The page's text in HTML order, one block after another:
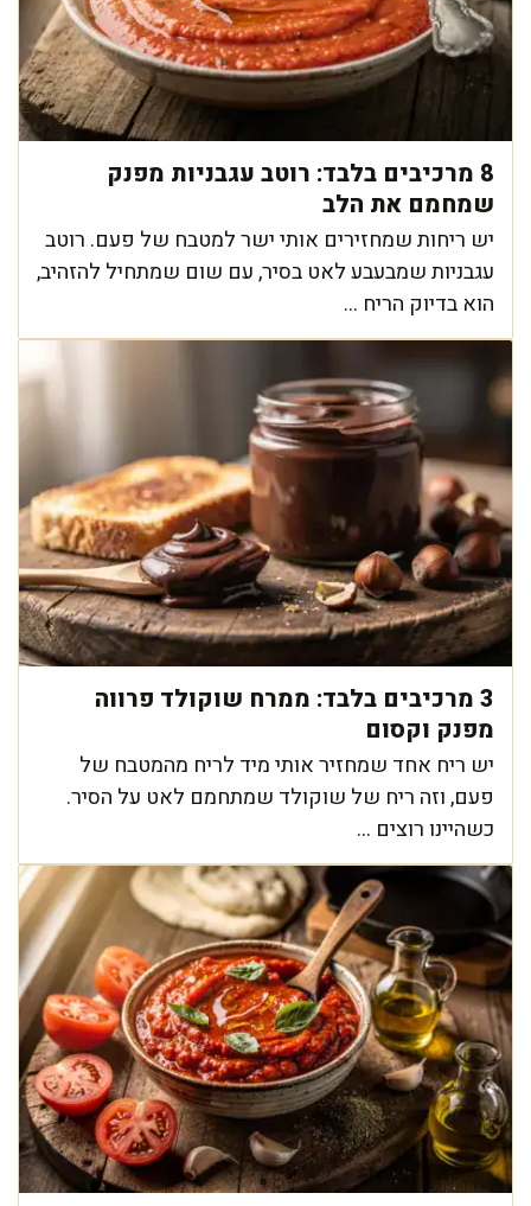
8 מרכיבים בלבד: רוטב עגבניות מפנק
שמחמם את הלב
יש ריחות שמחזירים אותי ישר למטבח של פעם. רוטב
עגבניות שמבעבע לאט בסיר, עם שום שמתחיל להזהיב,
הוא בדיוק הריח ...
3 מרכיבים בלבד: ממרח שוקולד פרווה
מפנק וקסום
יש ריח אחד שמחזיר אותי מיד לריח מהמטבח של
פעם, וזה ריח של שוקולד שמתחמם לאט על הסיר.
כשהיינו רוצים ...